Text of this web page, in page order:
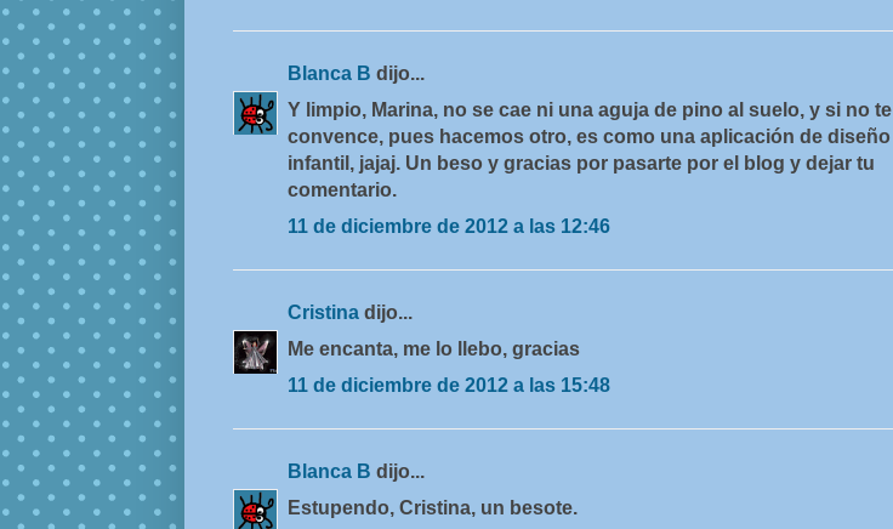
Blanca B dijo...
Y limpio, Marina, no se cae ni una aguja de pino al suelo, y si no te
convence, pues hacemos otro, es como una aplicación de diseño
infantil, jajaj. Un beso y gracias por pasarte por el blog y dejar tu
comentario.
11 de diciembre de 2012 a las 12:46
Cristina dijo...
Me encanta, me lo llebo, gracias
11 de diciembre de 2012 a las 15:48
Blanca B dijo...
Estupendo, Cristina, un besote.